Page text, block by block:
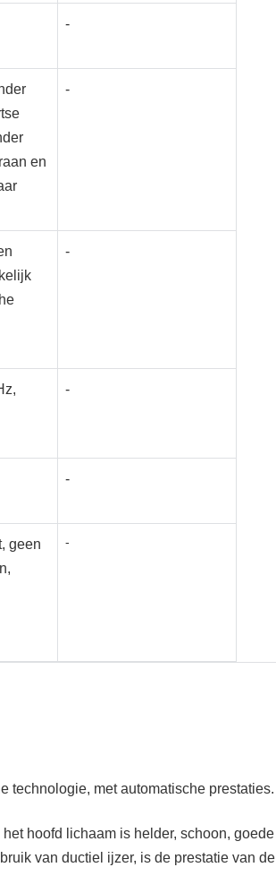
-
en
-
-
-
-
geen
-
technologie, met automatische prestaties.
hoofd lichaam is helder, schoon, goede
van ductiel ijzer, is de prestatie van de